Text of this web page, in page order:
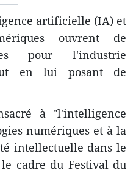
artificielle (IA) et
ouvrent de
pour l'industrie
en lui posant de
à "l'intelligence
numériques et à la
intellectuelle dans le
cadre du Festival du